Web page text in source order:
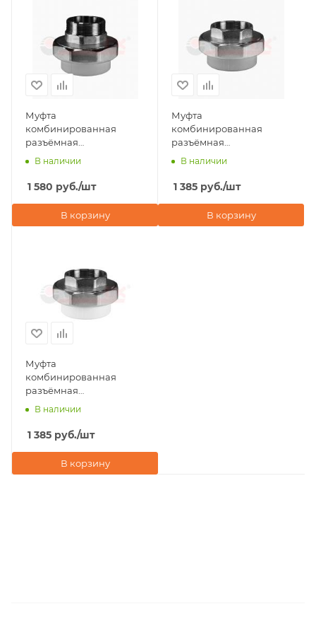
Муфта
комбинированная
разъёмная
(американка) НР 63x2"
В наличии
1 580 руб./шт
В корзину
Муфта
комбинированная
разъёмная
(американка) ВР 63x2 "
В наличии
1 385 руб./шт
В корзину
Муфта
комбинированная
разъёмная
(американка) ВР 63x2"
В наличии
1 385 руб./шт
В корзину